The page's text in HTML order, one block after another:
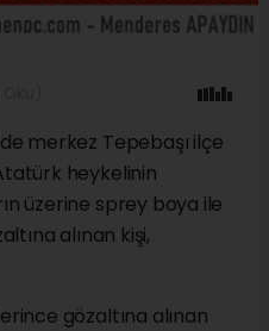
merkez Tepebaşı ilçe
heykelinin
üzerine sprey boya ile
alınan kişi,
gözaltına alınan